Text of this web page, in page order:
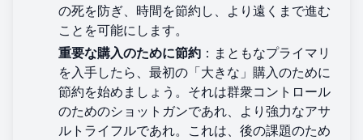
の死を防ぎ、時間を節約し、より遠くまで進む
ことを可能にします。
重要な購入のために節約 ：まともなプライマリ
を入手したら、最初の「大きな」購入のために
節約を始めましょう。それは群衆コントロール
のためのショットガンであれ、より強力なアサ
ルトライフルであれ。これは、後の課題のため